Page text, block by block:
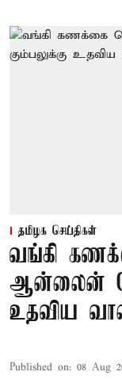
தமிழக செய்திகள்
வங்கி
ஆன்லைன்
உதவிய
Published on: 08 Aug